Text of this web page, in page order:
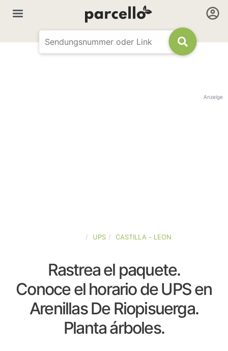
Anzeige
UPS CASTILLA - LEON
Rastrea el paquete.
Conoce el horario de UPS en
Arenillas De Riopisuerga.
Planta árboles.